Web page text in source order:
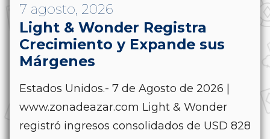
7 agosto, 2026
Light & Wonder Registra
Crecimiento y Expande sus
Márgenes
Estados Unidos.- 7 de Agosto de 2026 |
www.zonadeazar.com Light & Wonder
registró ingresos consolidados de USD 828